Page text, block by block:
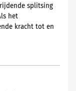
splitsing
het
kracht tot en